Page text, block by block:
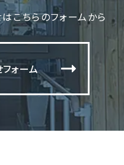
こちらのフォームから
ォーム